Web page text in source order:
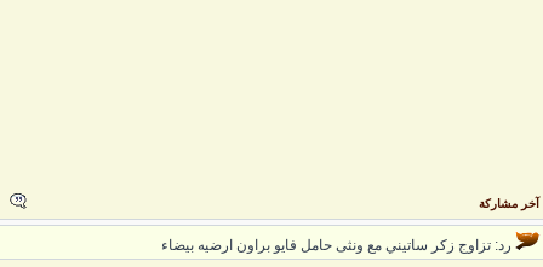
آخر مشاركة
رد: تزاوج زكر ساتيني مع ونثى حامل فايو براون ارضيه بيضاء